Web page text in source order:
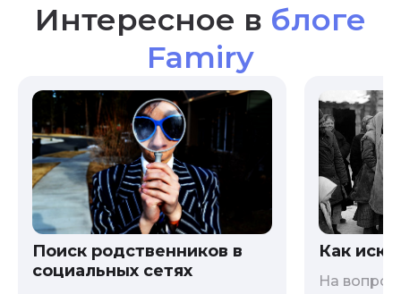
Интересное в блоге
Famiry
Поиск родственников в
социальных сетях
Как
На вопрос